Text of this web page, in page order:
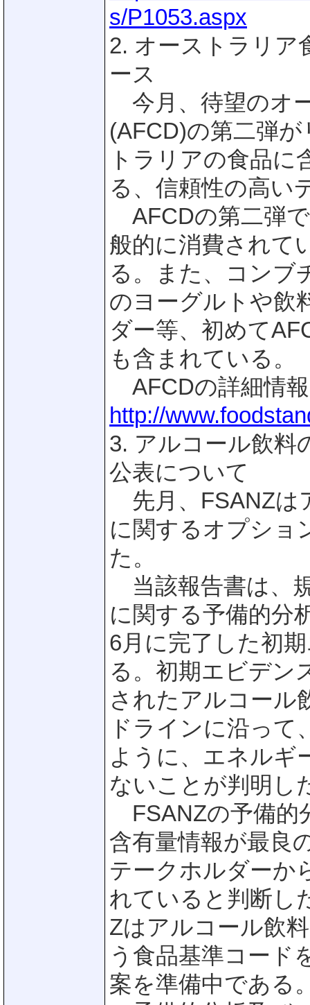
s/P1053.aspx
2. オーストラリア
ース
今月、待望のオ
(AFCD)の第二弾
トラリアの食品に
る、信頼性の高い
AFCDの第二弾
般的に消費されて
る。また、コンブ
のヨーグルトや飲
ダー等、初めて
も含まれている。
AFCDの詳細情
http://
3. アルコール飲料
公表について
先月、FSANZは
に関するオプショ
た。
当該報告書は、
に関する予備的分
6月に完了した初
る。初期エビデン
されたアルコール
ドラインに沿って
ように、エネルギ
ないことが判明し
FSANZの予備的
含有量情報が最良
テークホルダーか
れていると判断し
Zはアルコール飲
う食品基準コード
案を準備中である